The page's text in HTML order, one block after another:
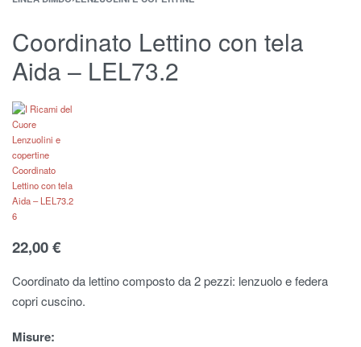
Coordinato Lettino con tela
Aida – LEL73.2
22,00€
Coordinato da lettino composto da 2 pezzi: lenzuolo e federa
copri cuscino.
Misure: